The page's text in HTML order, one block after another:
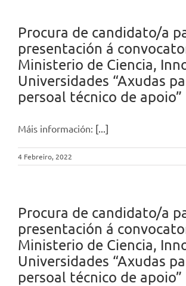
Procura de candidato/a
presentación á
Ministerio de Ciencia,
Universidades “Axudas
persoal técnico de apoio”
Máis información: [...]
4 Febreiro, 2022
Procura de candidato/a
presentación á
Ministerio de Ciencia,
Universidades “Axudas
persoal técnico de apoio”